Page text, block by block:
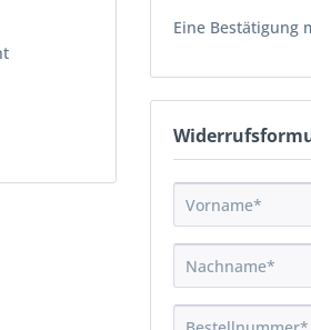
Eine Bestätigung